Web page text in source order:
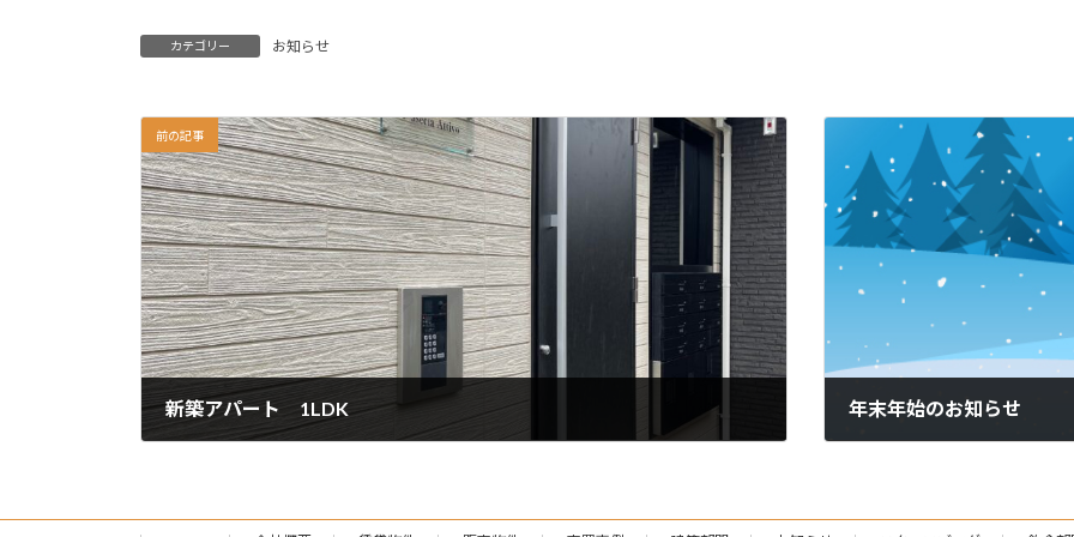
カテゴリー お知らせ
前の記事
新築アパート 1LDK 年末年始のお知らせ